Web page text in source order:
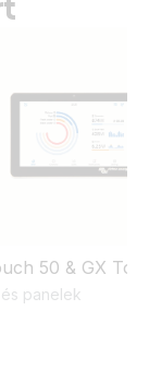
50 & GX
panelek